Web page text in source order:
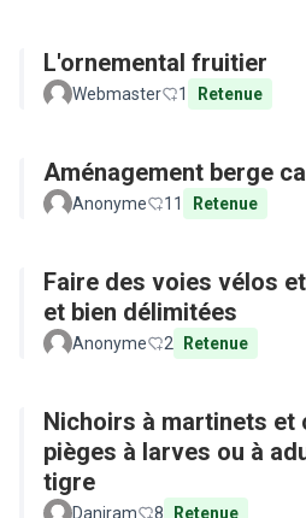
L'ornemental fruitier
Webmaster 1 Retenue
Aménagement berge
Anonyme 11 Retenue
Faire des voies vélos
et bien délimitées
Anonyme 2 Retenue
Nichoirs à martinets et
pièges à larves ou à
tigre
Daniram 8 Retenue